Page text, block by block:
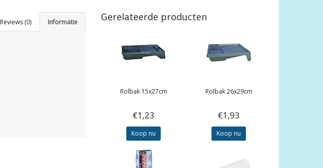
Informatie
Reviews (0) Gerelateerde producten
Rolbak 15x27cm
€1,23
Koop nu
Rolbak 26x29cm
€1,93
Koop nu